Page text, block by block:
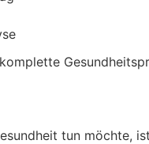
tun möchte,